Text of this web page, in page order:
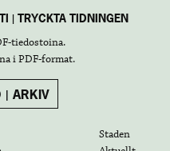
| TRYCKTA TIDNINGEN
tiedostoina.
iPDF-format.
| ARKIV
Staden